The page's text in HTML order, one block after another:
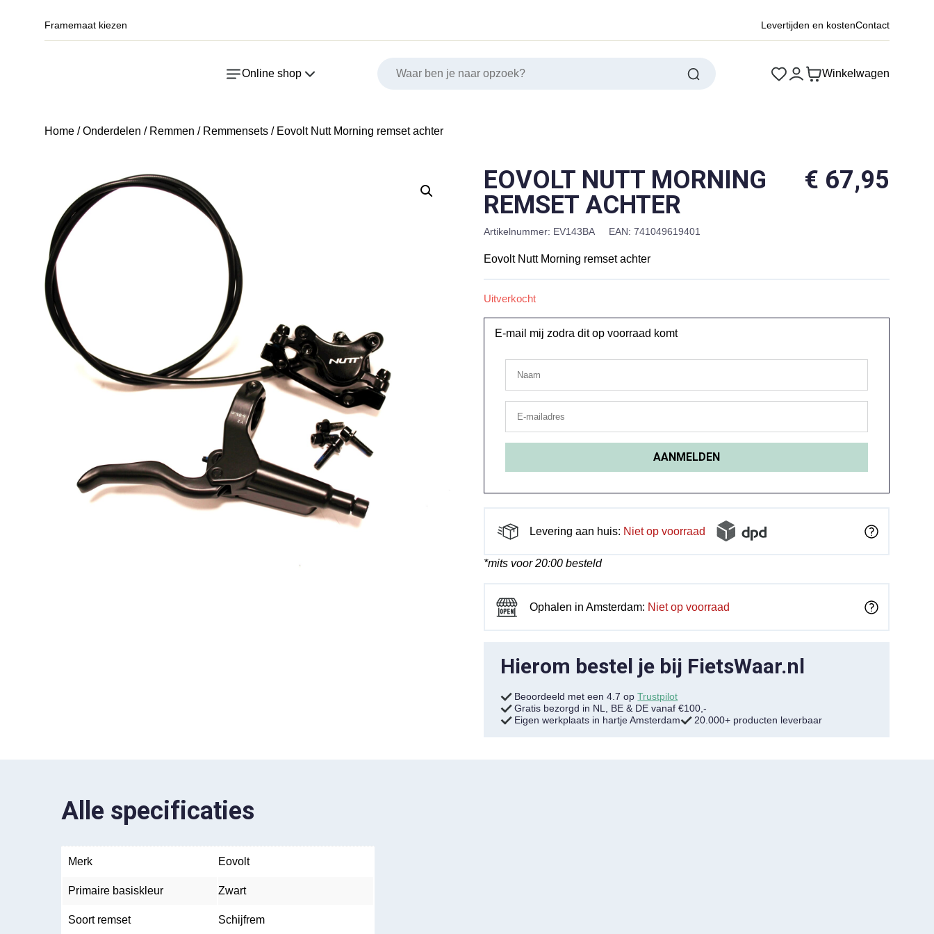
Framemaat kiezen Levertijden en kostenContact
Online shop Winkelwagen
Home /Onderdelen / Remmen / Remmensets / Eovolt Nutt Morning remset achter
EOVOLT NUTT MORNING
REMSET ACHTER
€ 67,95
Artikelnummer: EV143BA EAN: 741049619401
Eovolt Nutt Morning remset achter
Uitverkocht
E-mail mij zodra dit op voorraad komt
Levering aan huis: Niet op voorraad
*mits voor 20:00 besteld
Ophalen in Amsterdam: Niet op voorraad
Hierom bestel je bij FietsWaar.nl
Beoordeeld met een 4.7 opTrustpilot
Gratis bezorgd in NL, BE & DE vanaf €100,-
Eigen werkplaats in hartje Amsterdam
20.000+ producten leverbaar
Alle specificaties
Merk Eovolt
Primaire basiskleur Zwart
Soort remset Schijfrem